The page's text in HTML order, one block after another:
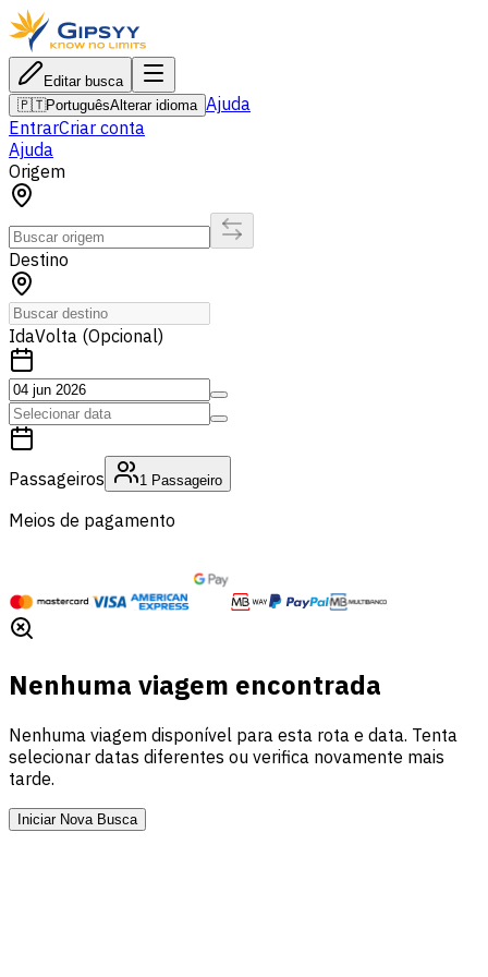
Editar busca
🇵🇹PortuguêsAlterar idioma Ajuda
EntrarCriar conta
Ajuda
Origem
Destino
IdaVolta (Opcional)
Passageiros 1 Passageiro
Meios de pagamento
Nenhuma viagem encontrada
Nenhuma viagem disponível para esta rota e data. Tenta
selecionar datas diferentes ou verifica novamente mais
tarde.
Iniciar Nova Busca